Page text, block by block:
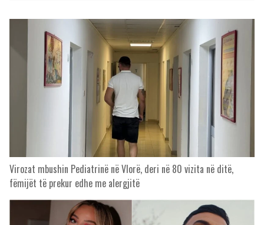
Virozat mbushin Pediatrinë në Vlorë, deri në 80 vizita në ditë,
fëmijët të prekur edhe me alergjitë